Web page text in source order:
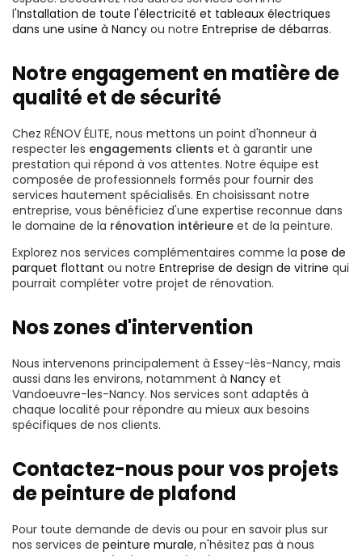
l'Installation de toute l'électricité et tableaux électriques
dans une usine à Nancy ou notre Entreprise de débarras.
Notre engagement en matière de
qualité et de sécurité
Chez RÉNOV ÉLITE, nous mettons un point d'honneur à
respecter les engagements clients et à garantir une
prestation qui répond à vos attentes. Notre équipe est
composée de professionnels formés pour fournir des
services hautement spécialisés. En choisissant notre
entreprise, vous bénéficiez d'une expertise reconnue dans
le domaine de la rénovation intérieure et de la peinture.
Explorez nos services complémentaires comme la pose de
parquet flottant ou notre Entreprise de design de vitrine qui
pourrait compléter votre projet de rénovation.
Nos zones d'intervention
Nous intervenons principalement à Essey-lès-Nancy, mais
aussi dans les environs, notamment à Nancy et
Vandoeuvre-les-Nancy. Nos services sont adaptés à
chaque localité pour répondre au mieux aux besoins
spécifiques de nos clients.
Contactez-nous pour vos projets
de peinture de plafond
Pour toute demande de devis ou pour en savoir plus sur
nos services de peinture murale, n'hésitez pas à nous